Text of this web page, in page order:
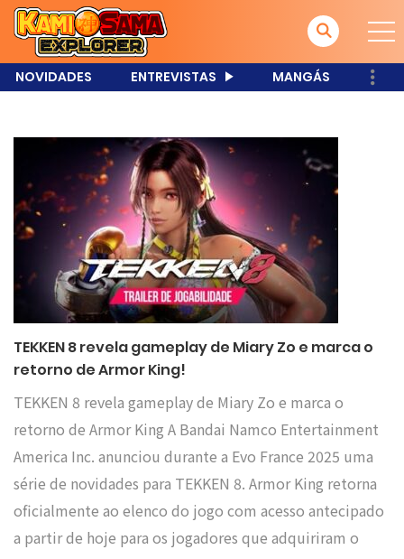
NOVIDADES ENTREVISTAS MANGÁS
TEKKEN 8 revela gameplay de Miary Zo e marca o
retorno de Armor King!
TEKKEN 8 revela gameplay de Miary Zo e marca o
retorno de Armor King A Bandai Namco Entertainment
America Inc. anunciou durante a Evo France 2025 uma
série de novidades para TEKKEN 8. Armor King retorna
oficialmente ao elenco do jogo com acesso antecipado
a partir de hoje para os jogadores que adquiriram o